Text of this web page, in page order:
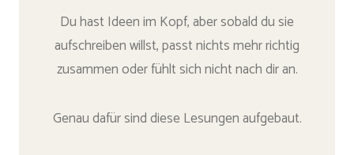
Du hast Ideen im Kopf, aber sobald du sie
aufschreiben willst, passt nichts mehr richtig
zusammen oder fühlt sich nicht nach dir an.
Genau dafür sind diese Lesungen aufgebaut.